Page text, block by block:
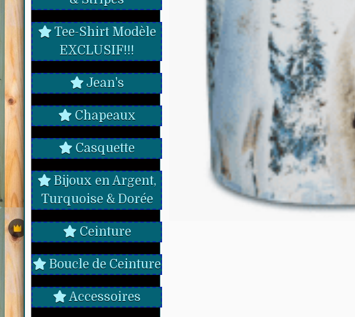
Tee-Shirt Modèle
EXCLUSIF!!!
Jean's
Chapeaux
Casquette
Bijoux en Argent,
Turquoise & Dorée
Ceinture
Boucle de Ceinture
Accessoires